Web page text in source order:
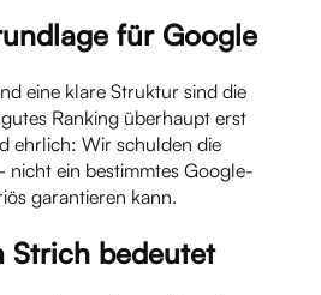
für Google
eine klare Struktur sind die
Ranking überhaupt erst
ehrlich: Wir schulden die
ein bestimmtes Google-
garantieren kann.
Strich bedeutet